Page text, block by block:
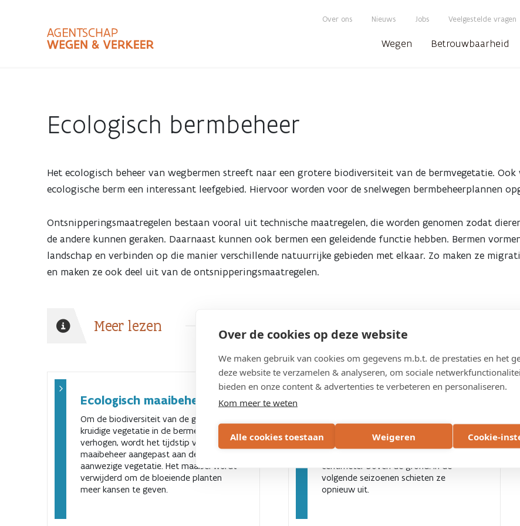
Over de cookies op deze website
We maken gebruik van cookies om gegevens m.b.t. de prestaties en het
deze website te verzamelen & analyseren, om sociale
bieden en onze content & advertenties te verbeteren en personaliseren.
Kom meer te weten
Alle cookies toestaan Weigeren Cookie-
Over ons Nieuws Jobs Veelgestelde vragen
Wegen Betrouwbaarheid
Zoekbalk
Ecologisch bermbeheer
Het ecologisch beheer van wegbermen streeft naar een grotere biodiversiteit van de bermvegetatie. Ook
ecologische berm een interessant leefgebied. Hiervoor worden voor de snelwegen bermbeheerplannen
Ontsnipperingsmaatregelen bestaan vooral uit technische maatregelen, die worden genomen zodat
de andere kunnen geraken. Daarnaast kunnen ook bermen een geleidende functie hebben. Bermen
landschap en verbinden op die manier verschillende natuurrijke gebieden met elkaar. Zo maken ze
en maken ze ook deel uit van de ontsnipperingsmaatregelen.
Meer lezen
Ecologisch maaibeheer
Om de biodiversiteit van de grazige en
kruidige vegetatie in de bermen te
verhogen, wordt het tijdstip van het
maaibeheer aangepast aan de
aanwezige vegetatie. Het maaisel wordt
verwijderd om de bloeiende planten
meer kansen te geven.
alternatieve vorm van beheren van
bomen en struiken. De bomen worden
centimeter boven de grond. In de
volgende seizoenen schieten ze
opnieuw uit.